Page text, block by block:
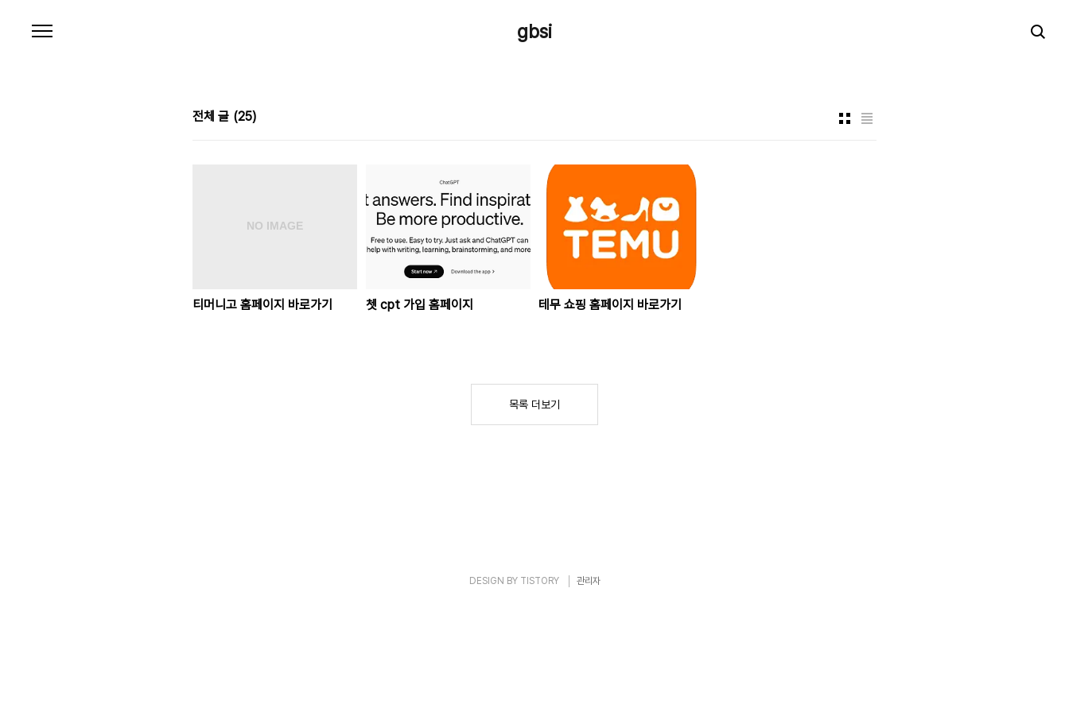
gbsi
전체 글 (25)
티머니고 홈페이지 바로가기 쳇 cpt 가입 홈페이지 테무 쇼핑 홈페이지 바로가기
목록 더보기
DESIGN BY TISTORY 관리자